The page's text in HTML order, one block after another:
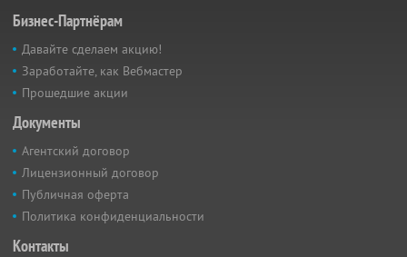
Бизнес-Партнёрам
Давайте сделаем акцию!
Заработайте, как Вебмастер
Прошедшие акции
Документы
Агентский договор
Лицензионный договор
Публичная оферта
Политика конфиденциальности
Контакты